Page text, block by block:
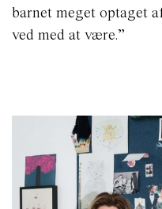
barnet meget optaget
ved med at være.”